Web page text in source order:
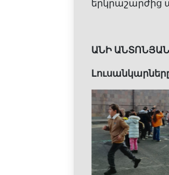
երկրաշարժից
ԱՆԻ ԱՆՏՈՆՅԱՆ